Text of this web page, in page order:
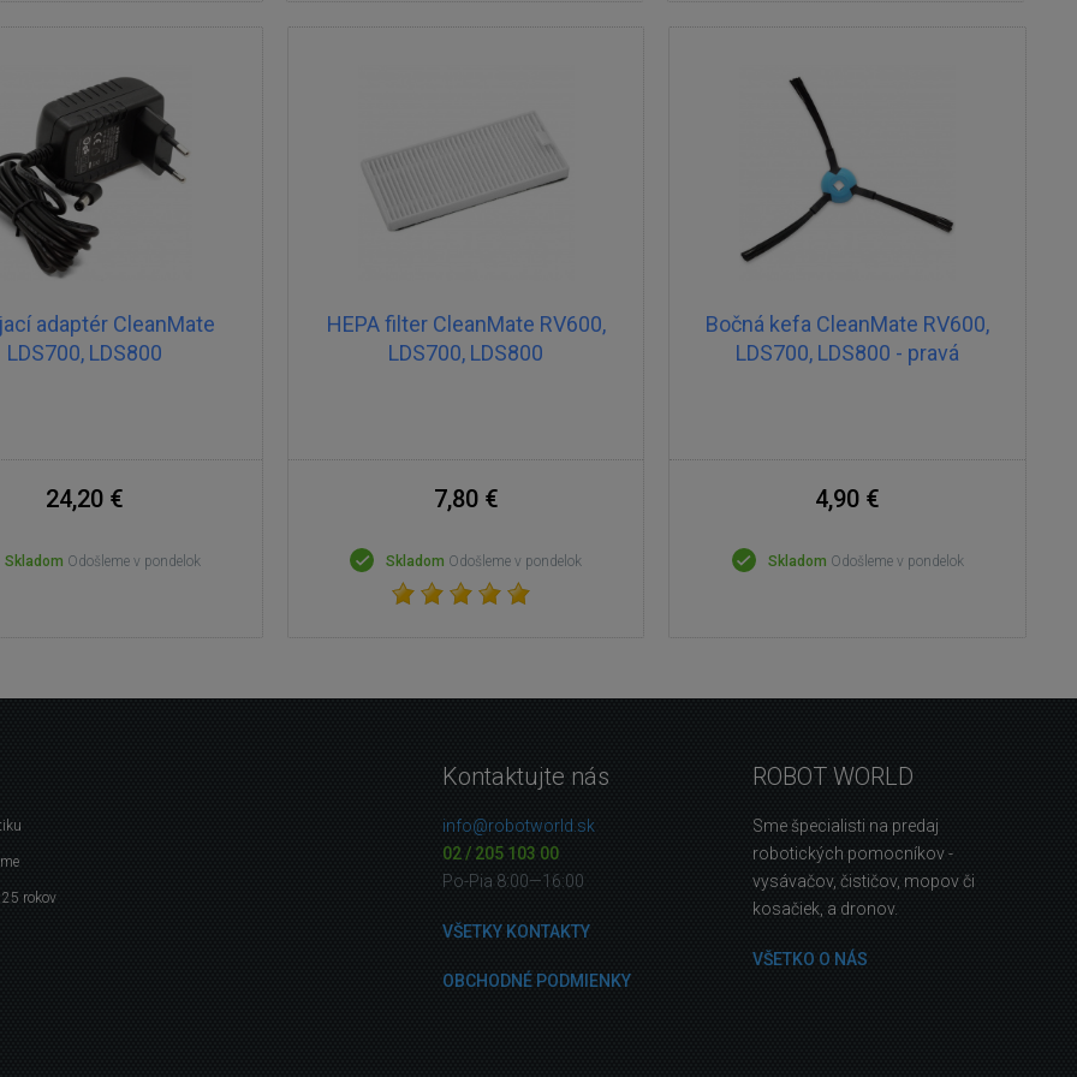
adaptér CleanMate
LDS700, LDS800
24,20 €
Skladom Odošleme v pondelok
HEPA filter CleanMate RV600,
LDS700, LDS800
7,80 €
Skladom Odošleme v pondelok
Bočná kefa CleanMate RV600,
LDS700, LDS800 - pravá
4,90 €
Skladom Odošleme v pondelok
rokov
Kontaktujte nás
info@robotworld.sk
02 / 205 103 00
Po-Pia 8:00—16:00
VŠETKY KONTAKTY
OBCHODNÉ PODMIENKY
ROBOT WORLD
Sme špecialisti na predaj
robotických pomocníkov -
vysávačov, čističov, mopov či
kosačiek, a dronov.
VŠETKO O NÁS